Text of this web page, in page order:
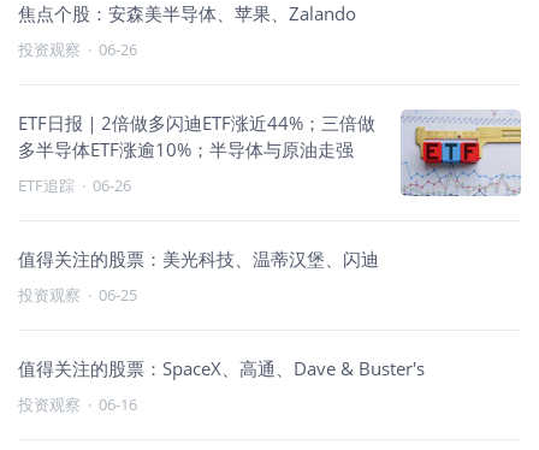
焦点个股：安森美半导体、苹果、Zalando
投资观察 · 06-26
ETF日报｜2倍做多闪迪ETF涨近44%；三倍做
多半导体ETF涨逾10%；半导体与原油走强
ETF追踪 · 06-26
值得关注的股票：美光科技、温蒂汉堡、闪迪
投资观察 · 06-25
值得关注的股票：SpaceX、高通、Dave & Buster's
投资观察 · 06-16